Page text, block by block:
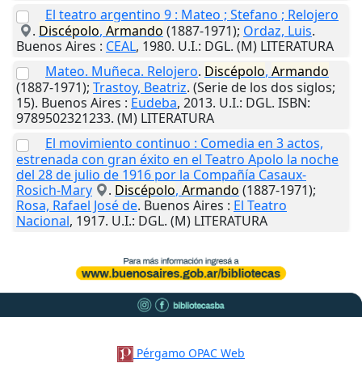
El teatro argentino 9 : Mateo ; Stefano ; Relojero
. Discépolo, Armando (1887-1971); Ordaz, Luis.
Buenos Aires : CEAL, 1980. U.I.: DGL. (M) LITERATURA
Mateo. Muñeca. Relojero. Discépolo, Armando
(1887-1971); Trastoy, Beatriz. (Serie de los dos siglos;
15). Buenos Aires : Eudeba, 2013. U.I.: DGL. ISBN:
9789502321233. (M) LITERATURA
El movimiento continuo : Comedia en 3 actos,
estrenada con gran éxito en el Teatro Apolo la noche
del 28 de julio de 1916 por la Compañía Casaux-
Rosich-Mary
. Discépolo, Armando (1887-1971);
Rosa, Rafael José de. Buenos Aires : El Teatro
Nacional, 1917. U.I.: DGL. (M) LITERATURA
Pérgamo OPAC Web